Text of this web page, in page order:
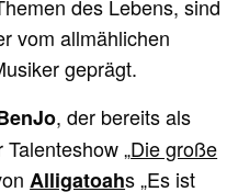
des Lebens, sind
vom allmählichen
geprägt.
, der bereits als
„Die große
Alligatoahs „Es ist